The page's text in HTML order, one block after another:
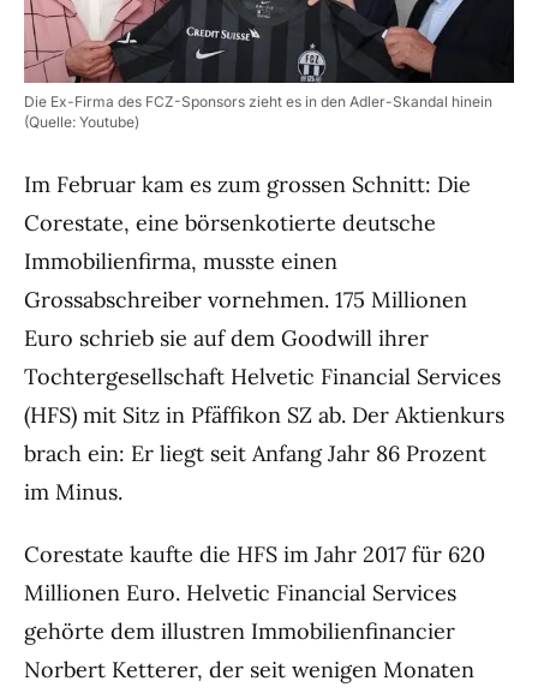
Die Ex-Firma des FCZ-Sponsors zieht es in den Adler-Skandal hinein
(Quelle: Youtube)
Im Februar kam es zum grossen Schnitt: Die
Corestate, eine börsenkotierte deutsche
Immobilienfirma, musste einen
Grossabschreiber vornehmen. 175 Millionen
Euro schrieb sie auf dem Goodwill ihrer
Tochtergesellschaft Helvetic Financial Services
(HFS) mit Sitz in Pfäffikon SZ ab. Der Aktienkurs
brach ein: Er liegt seit Anfang Jahr 86 Prozent
im Minus.
Corestate kaufte die HFS im Jahr 2017 für 620
Millionen Euro. Helvetic Financial Services
gehörte dem illustren Immobilienfinancier
Norbert Ketterer, der seit wenigen Monaten